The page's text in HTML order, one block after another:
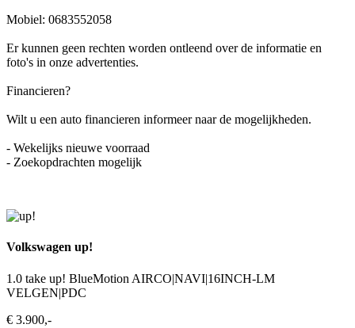
Mobiel: 0683552058
Er kunnen geen rechten worden ontleend over de informatie en
foto's in onze advertenties.
Financieren?
Wilt u een auto financieren informeer naar de mogelijkheden.
- Wekelijks nieuwe voorraad
- Zoekopdrachten mogelijk
Volkswagen up!
1.0 take up! BlueMotion AIRCO|NAVI|16INCH-LM
VELGEN|PDC
€ 3.900,-